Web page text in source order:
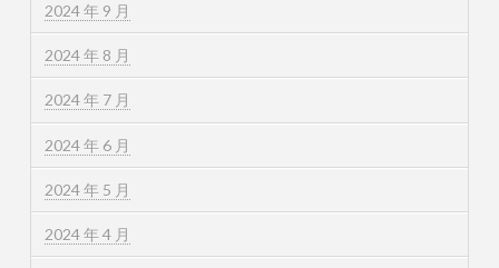
2024 年 9 月
2024 年 8 月
2024 年 7 月
2024 年 6 月
2024 年 5 月
2024 年 4 月